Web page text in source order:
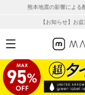
熊本地震の影響による
【お知らせ】お